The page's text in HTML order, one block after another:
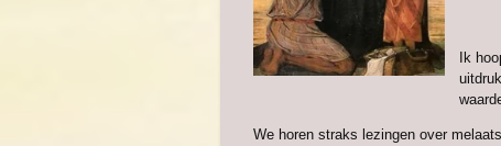
Ik
We horen straks lezingen over